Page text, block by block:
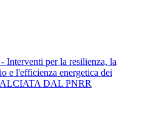
Interventi per la resilienza, la
e l'efficienza energetica dei
DAL PNRR